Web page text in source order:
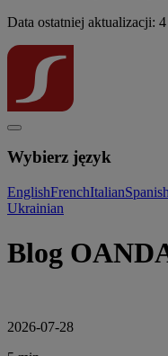
Data ostatniej aktualizacji:
Wybierz język
EnglishFrenchItalianSpanish
Ukrainian
Blog
2026-07-28